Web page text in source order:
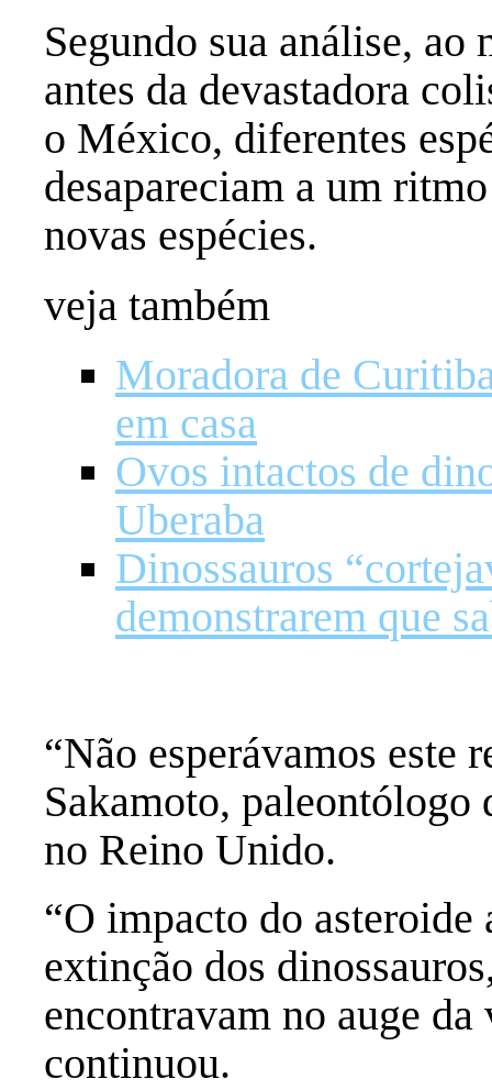
Segundo sua análise, ao
antes da devastadora
o México, diferentes
desapareciam a um
novas espécies.
veja também
Moradora de
em casa
Ovos intactos de
Uberaba
Dinossauros
demonstrarem que
“Não esperávamos este
Sakamoto, paleontólogo
no Reino Unido.
“O impacto do
extinção dos
encontravam no auge
continuou.